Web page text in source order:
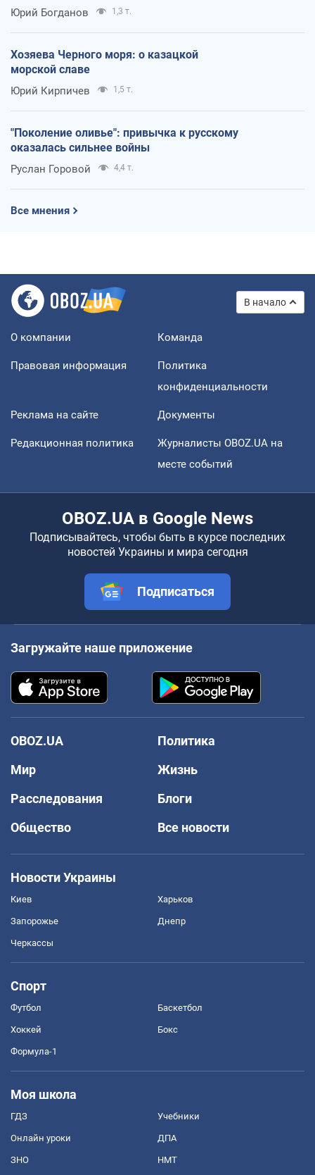
Юрий Богданов 1,3 т.
Хозяева Черного моря: о казацкой
морской славе
Юрий Кирпичев 1,5 т.
"Поколение оливье": привычка к русскому
оказалась сильнее войны
Руслан Горовой 4,4 т.
Все мнения
В начало
О компании Команда
Правовая информация
Политика
конфиденциальности
Реклама на сайте Документы
Редакционная политика
Журналисты OBOZ.UA на
месте событий
OBOZ.UA в Google News
Подписывайтесь, чтобы быть в курсе последних
новостей Украины и мира сегодня
Подписаться
Загружайте наше приложение
OBOZ.UA
Политика
Мир
Жизнь
Расследования
Блоги
Общество
Все новости
Новости Украины
Киев Харьков
Запорожье Днепр
Черкассы
Спорт
Футбол Баскетбол
Хоккей Бокс
Формула-1
Моя школа
ГДЗ Учебники
Онлайн уроки ДПА
ЗНО НМТ